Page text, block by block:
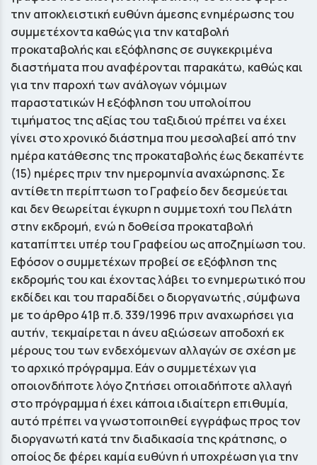
την αποκλειστική ευθύνη άμεσης ενημέρωσης του
συμμετέχοντα καθώς για την καταβολή
προκαταβολής και εξόφλησης σε συγκεκριμένα
διαστήματα που αναφέρονται παρακάτω, καθώς και
για την παροχή των ανάλογων νόμιμων
παραστατικών Η εξόφληση του υπολοίπου
τιμήματος της αξίας του ταξιδιού πρέπει να έχει
γίνει στο χρονικό διάστημα που μεσολαβεί από την
ημέρα κατάθεσης της προκαταβολής έως δεκαπέντε
(15) ημέρες πριν την ημερομηνία αναχώρησης. Σε
αντίθετη περίπτωση το Γραφείο δεν δεσμεύεται
και δεν θεωρείται έγκυρη η συμμετοχή του Πελάτη
στην εκδρομή, ενώ η δοθείσα προκαταβολή
καταπίπτει υπέρ του Γραφείου ως αποζημίωση του.
Εφόσον ο συμμετέχων προβεί σε εξόφληση της
εκδρομής του και έχοντας λάβει το ενημερωτικό που
εκδίδει και του παραδίδει ο διοργανωτής ,σύμφωνα
με το άρθρο 41β π.δ. 339/1996 πριν αναχωρήσει για
αυτήν, τεκμαίρεται η άνευ αξιώσεων αποδοχή εκ
μέρους του των ενδεχόμενων αλλαγών σε σχέση με
το αρχικό πρόγραμμα. Εάν ο συμμετέχων για
οποιονδήποτε λόγο ζητήσει οποιαδήποτε αλλαγή
στο πρόγραμμα ή έχει κάποια ιδιαίτερη επιθυμία,
αυτό πρέπει να γνωστοποιηθεί εγγράφως προς τον
διοργανωτή κατά την διαδικασία της κράτησης, ο
οποίος δε φέρει καμία ευθύνη ή υποχρέωση για την